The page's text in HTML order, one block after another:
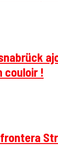
couloir !